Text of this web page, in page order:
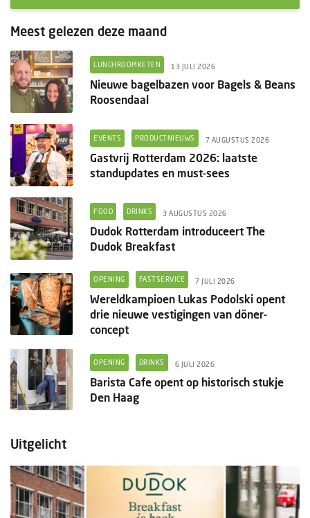
Meest gelezen deze maand
LUNCHROOMKETEN 13 JULI 2026
Nieuwe bagelbazen voor Bagels & Beans
Roosendaal
EVENTS PRODUCTNIEUWS 7 AUGUSTUS 2026
Gastvrij Rotterdam 2026: laatste
standupdates en must-sees
FOOD DRINKS 3 AUGUSTUS 2026
Dudok Rotterdam introduceert The
Dudok Breakfast
OPENING FASTSERVICE 7 JULI 2026
Wereldkampioen Lukas Podolski opent
drie nieuwe vestigingen van döner-
concept
OPENING DRINKS 6 JULI 2026
Barista Cafe opent op historisch stukje
Den Haag
Uitgelicht